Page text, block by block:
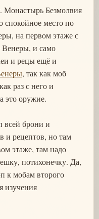
Монастырь Безмолвия
спокойное место по
на первом этаже с
Венеры, и само
и рецы ещё и
, так как моб
раз с него и
это оружие.
всей брони и
и рецептов, но там
этаже, там надо
потихонечку. Да,
к мобам второго
изучения